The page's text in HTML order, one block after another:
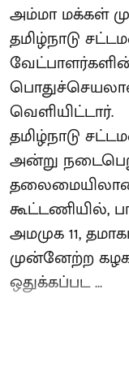
அம்மா மக்கள்
தமிழ்நாடு
வெளியிட்டார்.
தமிழ்நாடு
அன்று
கூட்டணியில்,
அமமுக 11,
முன்னேற்ற
ஒதுக்கப்பட ...